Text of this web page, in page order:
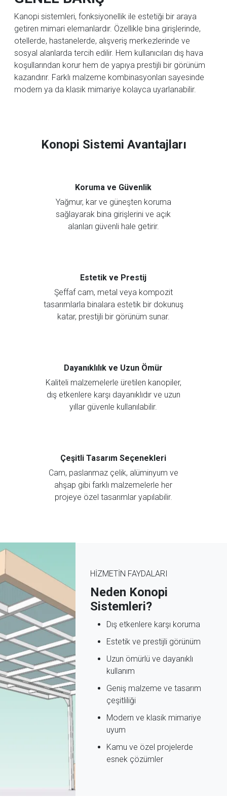
Kanopi sistemleri, fonksiyonellik ile estetiği bir araya
getiren mimari elemanlardır. Özellikle bina girişlerinde,
otellerde, hastanelerde, alışveriş merkezlerinde ve
sosyal alanlarda tercih edilir. Hem kullanıcıları dış hava
koşullarından korur hem de yapıya prestijli bir görünüm
kazandırır. Farklı malzeme kombinasyonları sayesinde
modern ya da klasik mimariye kolayca uyarlanabilir.
Konopi Sistemi Avantajları
Koruma ve Güvenlik
Yağmur, kar ve güneşten koruma
sağlayarak bina girişlerini ve açık
alanları güvenli hale getirir.
Estetik ve Prestij
Şeffaf cam, metal veya kompozit
tasarımlarla binalara estetik bir dokunuş
katar, prestijli bir görünüm sunar.
Dayanıklılık ve Uzun Ömür
Kaliteli malzemelerle üretilen kanopiler,
dış etkenlere karşı dayanıklıdır ve uzun
yıllar güvenle kullanılabilir.
Çeşitli Tasarım Seçenekleri
Cam, paslanmaz çelik, alüminyum ve
ahşap gibi farklı malzemelerle her
projeye özel tasarımlar yapılabilir.
HİZMETİN FAYDALARI
Neden Konopi
Sistemleri?
Dış etkenlere karşı koruma
Estetik ve prestijli görünüm
Uzun ömürlü ve dayanıklı
kullanım
Geniş malzeme ve tasarım
çeşitliliği
Modern ve klasik mimariye
uyum
Kamu ve özel projelerde
esnek çözümler